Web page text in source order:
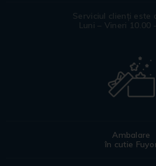
Serviciul clienți este
Luni – Vineri 10.00
Ambalare
în cutie